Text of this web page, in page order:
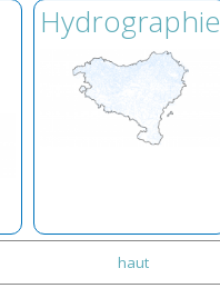
Hydrographie
haut